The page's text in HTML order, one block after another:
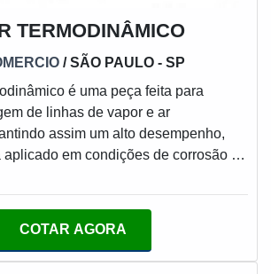
TERMODINÂMICO
/ SÃO PAULO - SP
é uma peça feita para
de linhas de vapor e ar
assim um alto desempenho,
aplicado em condições de corrosão e
superaquecimento, golpes de aríete,
ALTA RESISTÊNCIASendo o
COTAR AGORA